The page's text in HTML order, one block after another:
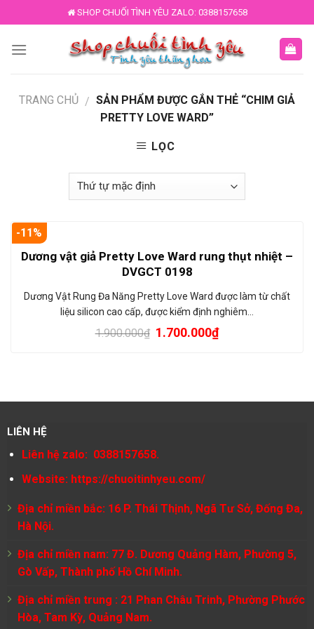
to
content
SHOP CHUỐI TÌNH YÊU ZALO: 0388157658
TRANG CHỦ / SẢN PHẨM ĐƯỢC GẮN THẺ “CHIM GIẢ
PRETTY LOVE WARD”
LỌC
-11%
Dương vật giả Pretty Love Ward rung thụt nhiệt –
DVGCT 0198
Dương Vật Rung Đa Năng Pretty Love Ward được làm từ chất
liệu silicon cao cấp, được kiểm định nghiêm…
1.900.000₫ 1.700.000₫
LIÊN HỆ
Liên hệ zalo: 0388157658.
Website: https://chuoitinhyeu.com/
Địa chỉ miền bắc: 16 P. Thái Thịnh, Ngã Tư Sở, Đống Đa,
Hà Nội.
Địa chỉ miền nam: 77 Đ. Dương Quảng Hàm, Phường 5,
Gò Vấp, Thành phố Hồ Chí Minh.
Địa chỉ miền trung : 21 Phan Châu Trinh, Phường Phước
Hòa, Tam Kỳ, Quảng Nam.